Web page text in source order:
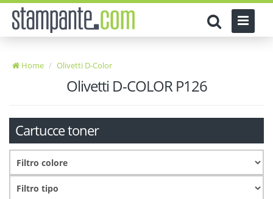
Home Olivetti D-Color
Olivetti D-COLOR P126
Cartucce toner